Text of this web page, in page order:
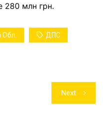
280 млн грн.
Обл. ДПС
Next